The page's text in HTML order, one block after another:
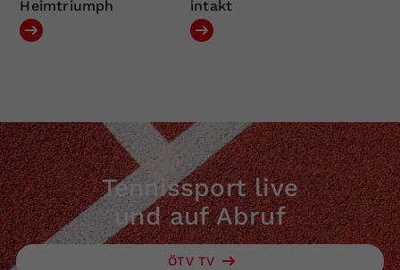
Heimtriumph
intakt
Tennissport live
und auf Abruf
ÖTV TV